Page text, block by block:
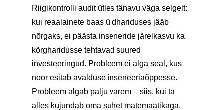
Riigikontrolli audit ütles tänavu väga selgelt:
kui reaalainete baas üldhariduses jääb
nõrgaks, ei päästa inseneride järelkasvu ka
kõrgharidusse tehtavad suured
investeeringud. Probleem ei alga seal, kus
noor esitab avalduse inseneeriaõppesse.
Probleem algab palju varem – siis, kui ta
alles kujundab oma suhet matemaatikaga.